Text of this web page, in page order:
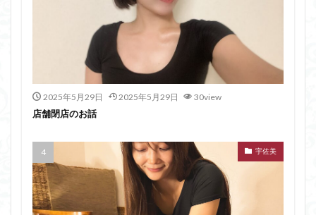
2025年5月29日 2025年5月29日 30view
店舗閉店のお話
宇佐美